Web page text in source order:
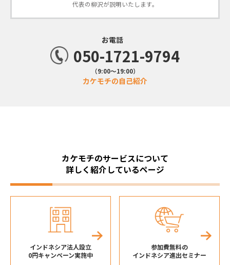
代表の柳沢が説明いたします。
お電話
050-1721-9794
（9:00〜19:00）
カケモチの自己紹介
カケモチのサービスについて
詳しく紹介しているページ
インドネシア法人設立
0円キャンペーン実施中
参加費無料の
インドネシア進出セミナー